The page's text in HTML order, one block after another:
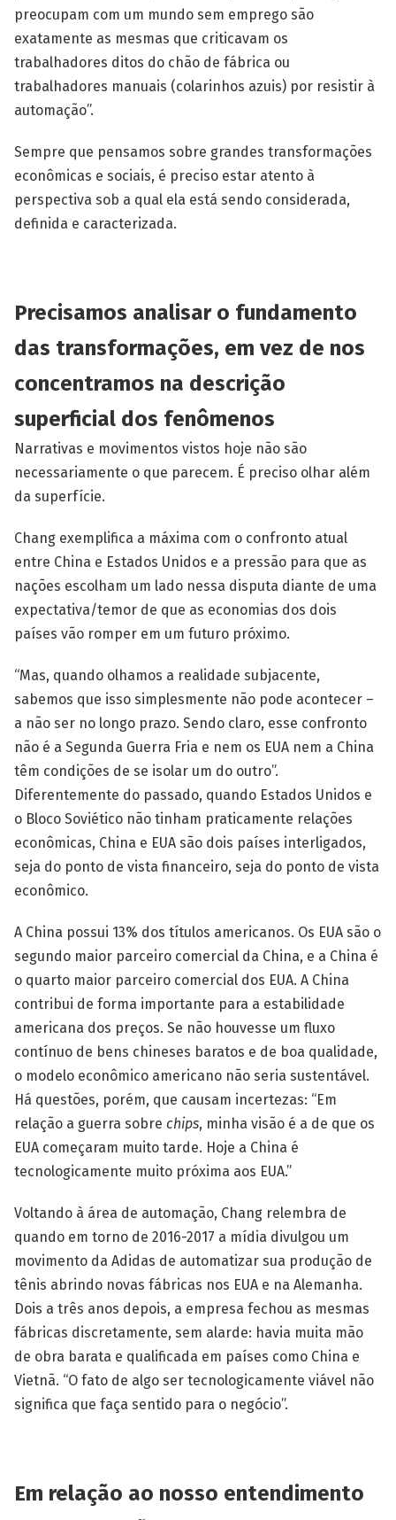
preocupam com um mundo sem emprego são
exatamente as mesmas que criticavam os
trabalhadores ditos do chão de fábrica ou
trabalhadores manuais (colarinhos azuis) por resistir à
automação”.
Sempre que pensamos sobre grandes transformações
econômicas e sociais, é preciso estar atento à
perspectiva sob a qual ela está sendo considerada,
definida e caracterizada.
Precisamos analisar o fundamento
das transformações, em vez de nos
concentramos na descrição
superficial dos fenômenos
Narrativas e movimentos vistos hoje não são
necessariamente o que parecem. É preciso olhar além
da superfície.
Chang exemplifica a máxima com o confronto atual
entre China e Estados Unidos e a pressão para que as
nações escolham um lado nessa disputa diante de uma
expectativa/temor de que as economias dos dois
países vão romper em um futuro próximo.
“Mas, quando olhamos a realidade subjacente,
sabemos que isso simplesmente não pode acontecer –
a não ser no longo prazo. Sendo claro, esse confronto
não é a Segunda Guerra Fria e nem os EUA nem a China
têm condições de se isolar um do outro”.
Diferentemente do passado, quando Estados Unidos e
o Bloco Soviético não tinham praticamente relações
econômicas, China e EUA são dois países interligados,
seja do ponto de vista financeiro, seja do ponto de vista
econômico.
A China possui 13% dos títulos americanos. Os EUA são o
segundo maior parceiro comercial da China, e a China é
o quarto maior parceiro comercial dos EUA. A China
contribui de forma importante para a estabilidade
americana dos preços. Se não houvesse um fluxo
contínuo de bens chineses baratos e de boa qualidade,
o modelo econômico americano não seria sustentável.
Há questões, porém, que causam incertezas: “Em
relação a guerra sobre chips, minha visão é a de que os
EUA começaram muito tarde. Hoje a China é
tecnologicamente muito próxima aos EUA.”
Voltando à área de automação, Chang relembra de
quando em torno de 2016-2017 a mídia divulgou um
movimento da Adidas de automatizar sua produção de
tênis abrindo novas fábricas nos EUA e na Alemanha.
Dois a três anos depois, a empresa fechou as mesmas
fábricas discretamente, sem alarde: havia muita mão
de obra barata e qualificada em países como China e
Vietnã. “O fato de algo ser tecnologicamente viável não
significa que faça sentido para o negócio”.
Em relação ao nosso entendimento